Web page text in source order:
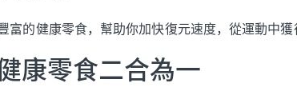
富的健康零食，幫助你加快復元速度，從運動中
康零食二合為一